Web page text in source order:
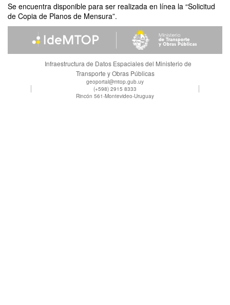
Se encuentra disponible para ser realizada en línea la “Solicitud
de Copia de Planos de Mensura”.
Infraestructura de Datos Espaciales del Ministerio de
Transporte y Obras Públicas
geoportal@mtop.gub.uy
(+598) 2915 8333
Rincón 561-Montevideo-Uruguay